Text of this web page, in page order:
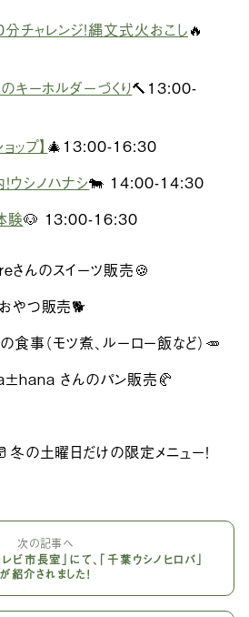
分チャレンジ!縄文式火おこし🔥
のキーホルダーづくり🔨13:00-
ップ】 🎄13:00-16:30
ウシノハナシ🐄 14:00-14:30
験🐶 13:00-16:30
んのスイーツ販売🍪
やつ販売🐕
事（モツ煮、ルーロー飯など）🥕
さんのパン販売🥐
冬の土曜日だけの限定メニュー！
次の記事へ
ビ市長室」にて、「千葉ウシノヒロバ」
が紹介されました！